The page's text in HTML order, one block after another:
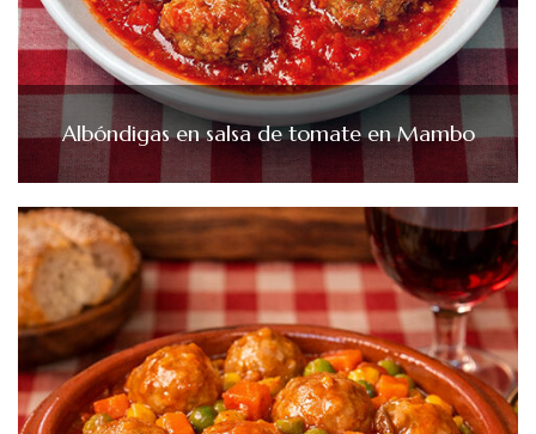
Albóndigas en salsa de tomate en Mambo